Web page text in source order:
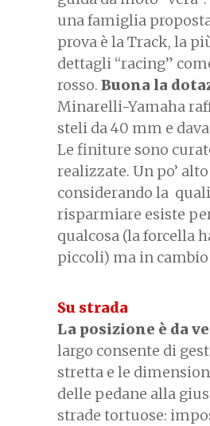
una famiglia
prova è la Track, la
dettagli “racing”
rosso. Buona la
Minarelli-Yamaha
steli da 40 mm e
Le finiture sono
realizzate. Un po’
considerando la
risparmiare esiste
qualcosa (la forcella
piccoli) ma in
Su strada
La posizione è da
largo consente di
stretta e le
delle pedane alla
strade tortuose: